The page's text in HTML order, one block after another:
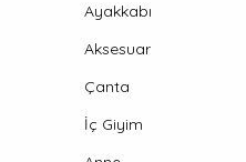
Ayakkabı
Aksesuar
Çanta
İç Giyim